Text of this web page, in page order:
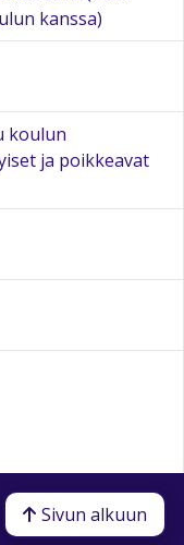
kanssa)
koulun
ja poikkeavat
Sivun alkuun